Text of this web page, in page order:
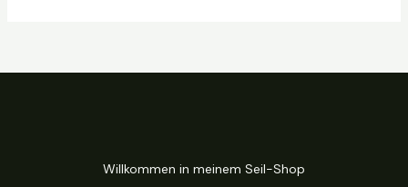
Willkommen in meinem Seil-Shop